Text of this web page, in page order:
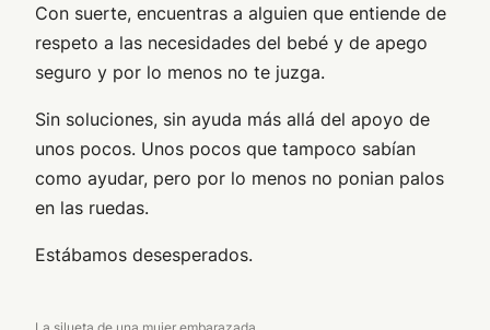
Con suerte, encuentras a alguien que entiende de
respeto a las necesidades del bebé y de apego
seguro y por lo menos no te juzga.
Sin soluciones, sin ayuda más allá del apoyo de
unos pocos. Unos pocos que tampoco sabían
como ayudar, pero por lo menos no ponian palos
en las ruedas.
Estábamos desesperados.